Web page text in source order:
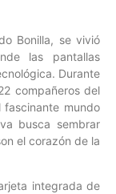
Bonilla, se vivió
las pantallas
Durante
compañeros del
fascinante mundo
busca sembrar
el corazón de la
integrada de